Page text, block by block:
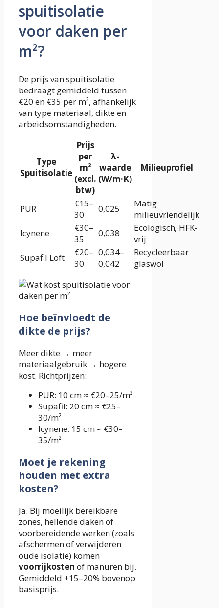
spuitisolatie
voor daken per
m²?
De prijs van spuitisolatie
bedraagt gemiddeld tussen
€20 en €35 per m², afhankelijk
van type materiaal, dikte en
arbeidsomstandigheden.
Type
Spuitisolatie
Prijs
per
m²
(excl.
btw)
λ-
waarde
(W/m·K)
Milieuprofiel
PUR
€15–
30
0,025
Matig
milieuvriendelijk
Icynene
€30–
35
0,038
Ecologisch, HFK-
vrij
Supafil Loft
€20–
30
0,034–
0,042
Recycleerbaar
glaswol
Hoe beïnvloedt de
dikte de prijs?
Meer dikte → meer
materiaalgebruik → hogere
kost. Richtprijzen:
PUR: 10 cm ≈ €20–25/m²
Supafil: 20 cm ≈ €25–
30/m²
Icynene: 15 cm ≈ €30–
35/m²
Moet je rekening
houden met extra
kosten?
Ja. Bij moeilijk bereikbare
zones, hellende daken of
voorbereidende werken (zoals
afschermen of verwijderen
oude isolatie) komen
voorrijkosten of manuren bij.
Gemiddeld +15–20% bovenop
basisprijs.